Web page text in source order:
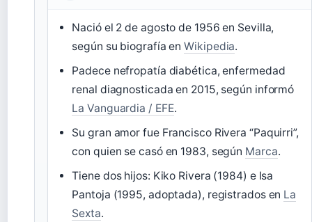
Nació el 2 de agosto de 1956 en Sevilla,
según su biografía enWikipedia.
Padece nefropatía diabética, enfermedad
renal diagnosticada en 2015, según informó
La Vanguardia / EFE.
Su gran amor fue Francisco Rivera “Paquirri”,
con quien se casó en 1983, según Marca.
Tiene dos hijos: Kiko Rivera (1984) e Isa
Pantoja (1995, adoptada), registrados en La
Sexta.